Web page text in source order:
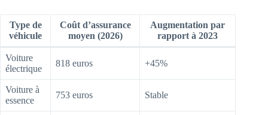
Type de
véhicule
Coût d’assurance
moyen (2026)
Augmentation par
rapport à 2023
Voiture
électrique
818 euros +45%
Voiture à
essence
753 euros Stable